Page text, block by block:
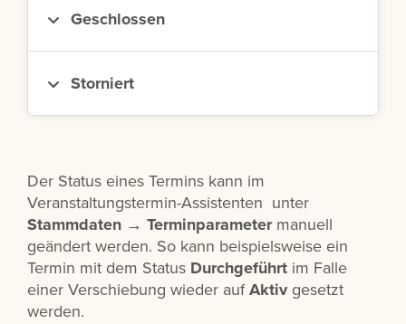
Geschlossen
Storniert
Der Status eines Termins kann im
Veranstaltungstermin-Assistenten unter
Stammdaten → Terminparametermanuell
geändert werden. So kann beispielsweise ein
Termin mit dem Status Durchgeführt im Falle
einer Verschiebung wieder aufAktivgesetzt
werden.